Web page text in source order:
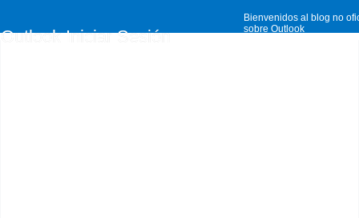
Bienvenidos al blog no
sobre Outlook
Outlook Iniciar Sesión